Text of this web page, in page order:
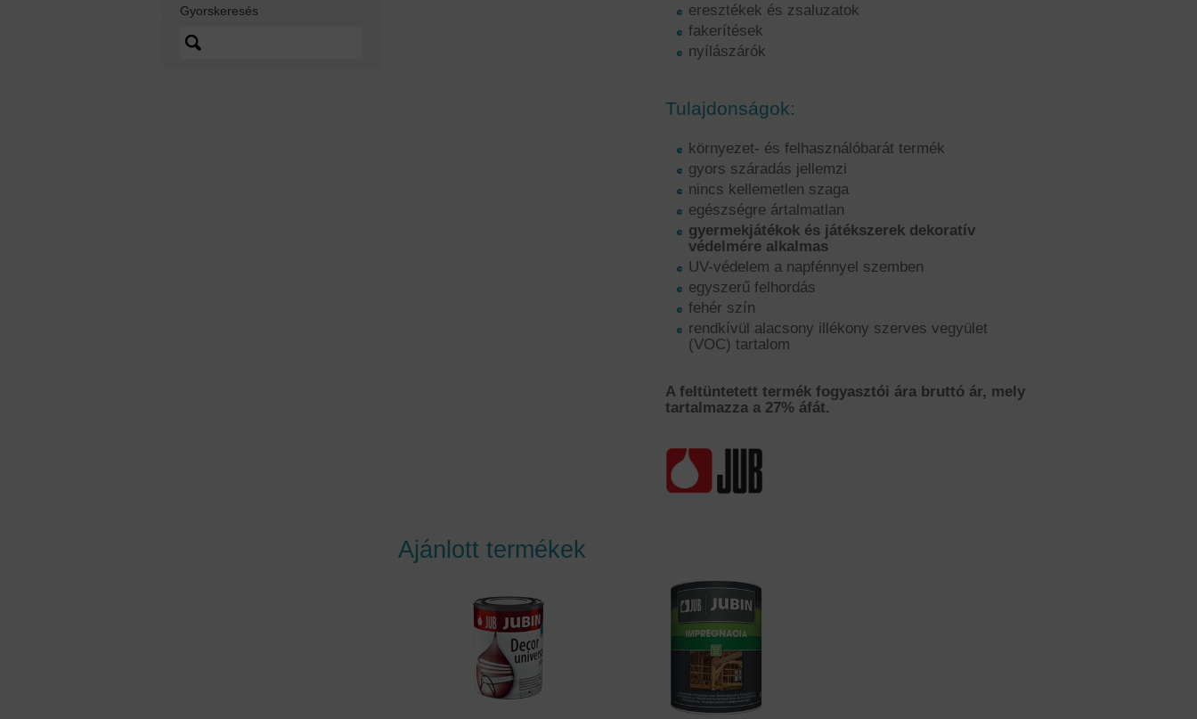
Gyorskeresés
eresztékek és zsaluzatok
fakerítések
nyílászárók
Tulajdonságok:
környezet- és felhasználóbarát termék
gyors száradás jellemzi
nincs kellemetlen szaga
egészségre ártalmatlan
gyermekjátékok és játékszerek dekoratív
védelmére alkalmas
UV-védelem a napfénnyel szemben
egyszerű felhordás
fehér szín
rendkívül alacsony illékony szerves vegyület
(VOC) tartalom
A feltüntetett termék fogyasztói ára bruttó ár, mely
tartalmazza a 27% áfát.
Ajánlott termékek